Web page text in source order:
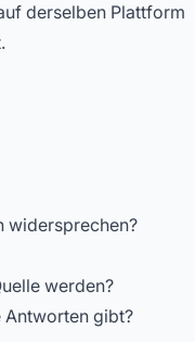
derselben Plattform
widersprechen?
werden?
Antworten gibt?